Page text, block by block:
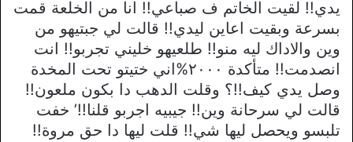
يدي!! لقيت الخاتم ف صباعي!! انا من الخلعة قمت
بسرعة وبقيت اعاين ليدي!! قالت لي جبتيهو من
وين والاداك ليه منو!! طلعيهو خليني تجربو!! انت
انصدمت!! متأكدة ٢٠٠٠%اني ختيتو تحت المخدة
وصل يدي كيف!!؟ وقلت الدهب دا بكون ملعون!!
قالت لي سرحانة وين!! جيبيه اجربو قلنا!!’ خفت
تلبسو ويحصل ليها شي!! قلت ليها دا حق مروة!!